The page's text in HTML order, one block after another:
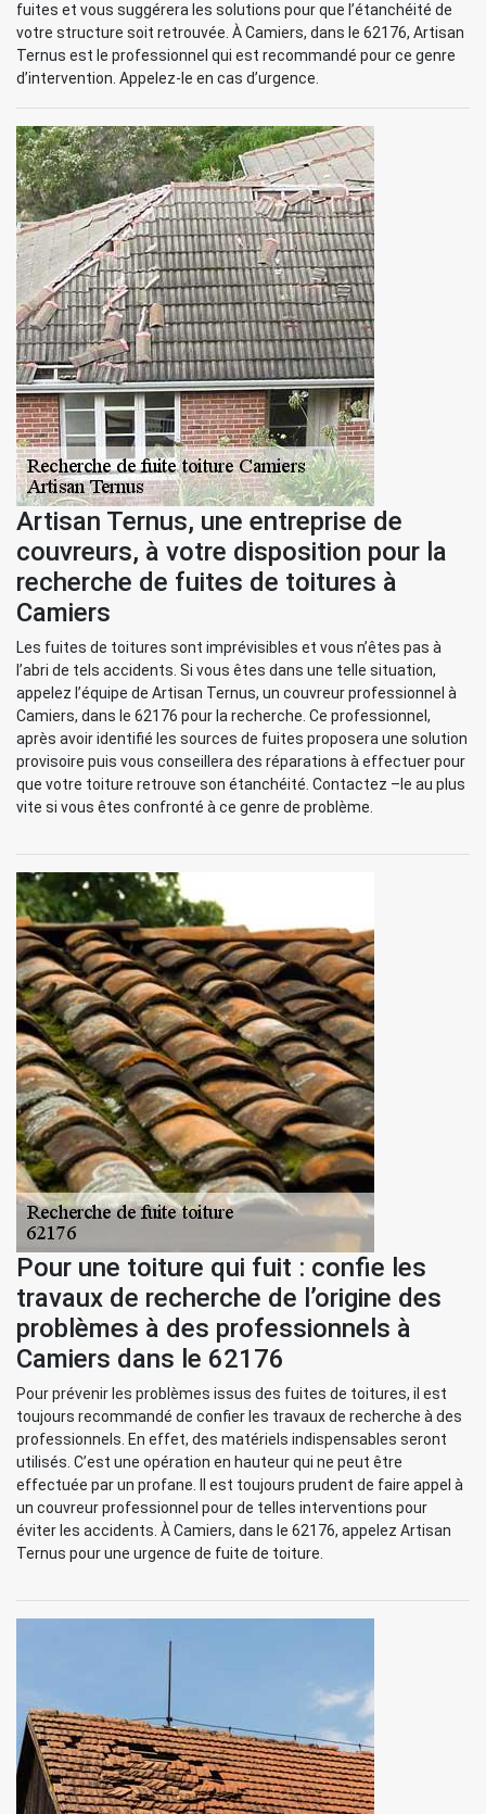
fuites et vous suggérera les solutions pour que l’étanchéité de
votre structure soit retrouvée. À Camiers, dans le 62176, Artisan
Ternus est le professionnel qui est recommandé pour ce genre
d’intervention. Appelez-le en cas d’urgence.
Artisan Ternus, une entreprise de
couvreurs, à votre disposition pour la
recherche de fuites de toitures à
Camiers
Les fuites de toitures sont imprévisibles et vous n’êtes pas à
l’abri de tels accidents. Si vous êtes dans une telle situation,
appelez l’équipe de Artisan Ternus, un couvreur professionnel à
Camiers, dans le 62176 pour la recherche. Ce professionnel,
après avoir identifié les sources de fuites proposera une solution
provisoire puis vous conseillera des réparations à effectuer pour
que votre toiture retrouve son étanchéité. Contactez –le au plus
vite si vous êtes confronté à ce genre de problème.
Pour une toiture qui fuit : confie les
travaux de recherche de l’origine des
problèmes à des professionnels à
Camiers dans le 62176
Pour prévenir les problèmes issus des fuites de toitures, il est
toujours recommandé de confier les travaux de recherche à des
professionnels. En effet, des matériels indispensables seront
utilisés. C’est une opération en hauteur qui ne peut être
effectuée par un profane. Il est toujours prudent de faire appel à
un couvreur professionnel pour de telles interventions pour
éviter les accidents. À Camiers, dans le 62176, appelez Artisan
Ternus pour une urgence de fuite de toiture.